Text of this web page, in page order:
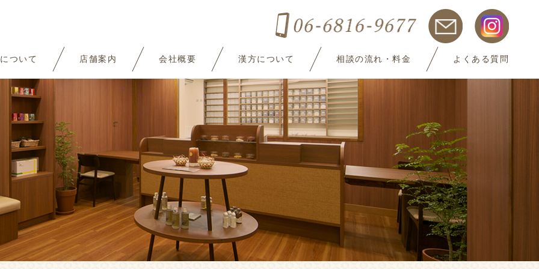
よくある質問
相談の流れ・料金
漢方について
会社概要
店舗案内
ついて